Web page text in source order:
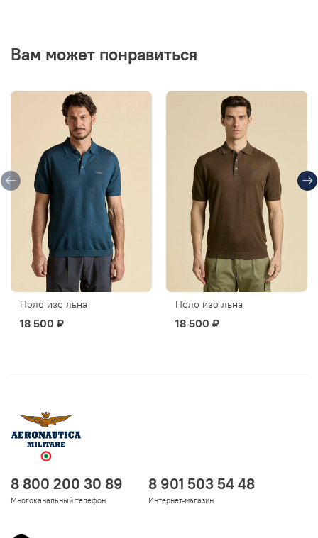
Вам может понравиться
Поло изо льна
18 500 ₽
Поло изо льна
18 500 ₽
8 800 200 30 89
Многоканальный телефон
8 901 503 54 48
Интернет-магазин